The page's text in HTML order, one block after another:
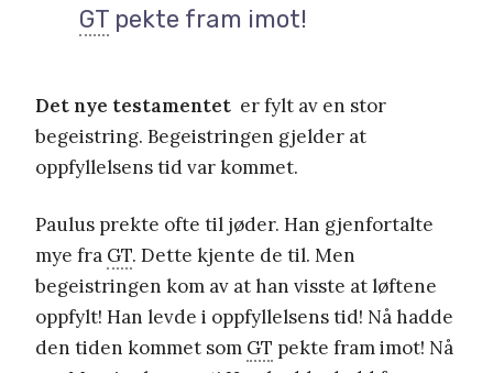
GT pekte fram imot!
Det nye testamentet er fylt av en stor
begeistring. Begeistringen gjelder at
oppfyllelsens tid var kommet.
Paulus prekte ofte til jøder. Han gjenfortalte
mye fra GT. Dette kjente de til. Men
begeistringen kom av at han visste at løftene
oppfylt! Han levde i oppfyllelsens tid! Nå hadde
den tiden kommet som GT pekte fram imot! Nå